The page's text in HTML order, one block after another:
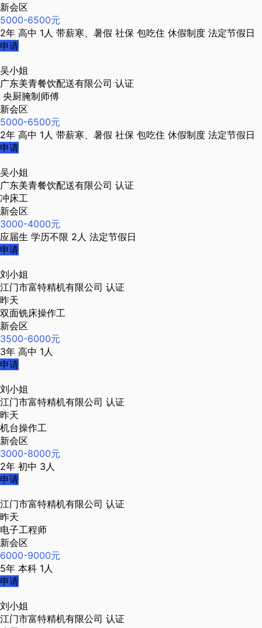
新会区
5000-6500元
2年 高中 1人 带薪寒、暑假 社保 包吃住 休假制度 法定节假日
申请
吴小姐
广东美青餐饮配送有限公司 认证
央厨腌制师傅
新会区
5000-6500元
2年 高中 1人 带薪寒、暑假 社保 包吃住 休假制度 法定节假日
申请
吴小姐
广东美青餐饮配送有限公司 认证
冲床工
新会区
3000-4000元
应届生 学历不限 2人 法定节假日
申请
刘小姐
江门市富特精机有限公司 认证
昨天
双面铣床操作工
新会区
3500-6000元
3年 高中 1人
申请
刘小姐
江门市富特精机有限公司 认证
昨天
机台操作工
新会区
3000-8000元
2年 初中 3人
申请
江门市富特精机有限公司 认证
昨天
电子工程师
新会区
6000-9000元
5年 本科 1人
申请
刘小姐
江门市富特精机有限公司 认证